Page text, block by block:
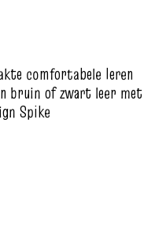
comfortabele leren
bruin of zwart leer met
Spike